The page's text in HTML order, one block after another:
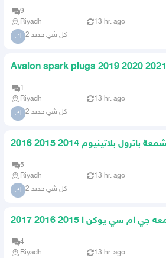
9
Riyadh
13 hr. ago
ك كل شي جديد 2
Avalon spark plugs 2019 2020 2021
1
Riyadh
13 hr. ago
ك كل شي جديد 2
شمعة باترول بلاتينيوم 2014 2015 2016
5
Riyadh
13 hr. ago
ك كل شي جديد 2
شمعه جي ام سي يوكن ا 2015 2016 2017
4
Riyadh
13 hr. ago